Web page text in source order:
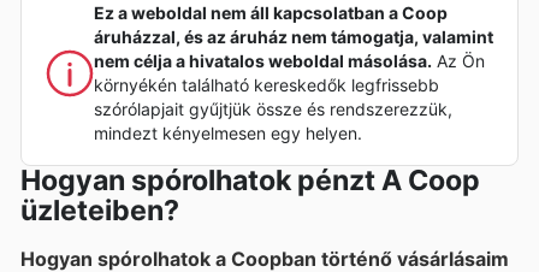
Ez a weboldal nem áll kapcsolatban a Coop
áruházzal, és az áruház nem támogatja, valamint
nem célja a hivatalos weboldal másolása. Az Ön
környékén található kereskedők legfrissebb
szórólapjait gyűjtjük össze és rendszerezzük,
mindezt kényelmesen egy helyen.
Hogyan spórolhatok pénzt A Coop
üzleteiben?
Hogyan spórolhatok a Coopban történő vásárlásaim